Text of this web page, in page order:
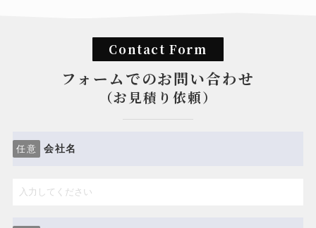
Contact Form
フォームでのお問い合わせ
（お見積り依頼）
任意 会社名